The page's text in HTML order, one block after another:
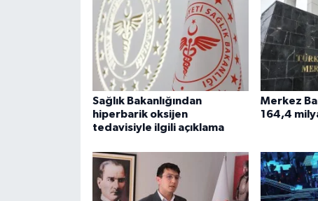
Sağlık Bakanlığından
hiperbarik oksijen
tedavisiyle ilgili açıklama
Merkez
164,4